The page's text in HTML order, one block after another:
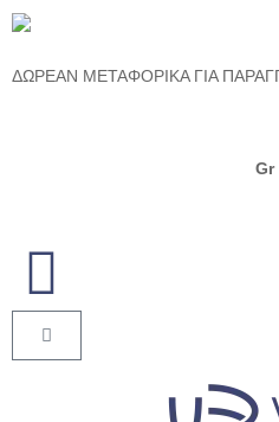
Μετάβαση
στο
ΔΩΡΕΑΝ ΜΕΤΑΦΟΡΙΚΑ ΓΙΑ
Gr